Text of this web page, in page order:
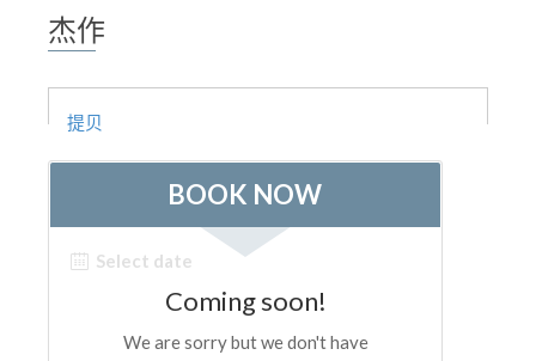
预约导游
Only Tickets Fast Track Entrance
ZH
ENGLISH
杰作
提贝